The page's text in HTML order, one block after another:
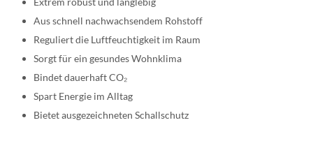
Aus schnell nachwachsendem Rohstoff
Reguliert die Luftfeuchtigkeit im Raum
Sorgt für ein gesundes Wohnklima
Bindet dauerhaft CO₂
Spart Energie im Alltag
Bietet ausgezeichneten Schallschutz